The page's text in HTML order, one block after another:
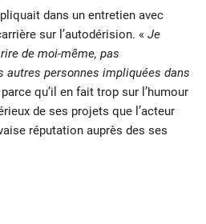
dans un entretien avec
sur l’autodérision. « Je
de moi-même, pas
autres personnes impliquées dans
qu’il en fait trop sur l’humour
de ses projets que l’acteur
réputation auprès des ses